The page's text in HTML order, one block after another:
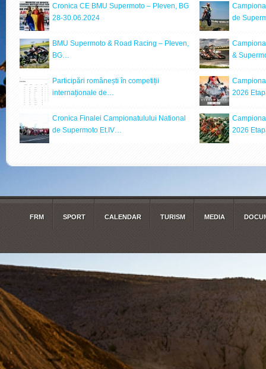
Cronica CE BMU Supermoto – Pleven, BG
28-30.06.2024
de
BMU Supermoto & Road Racing – Pleven,
BG…
&
Participări românești în competiții
internaționale de…
2026
Cronica Finalei Campionatulului National
de Supermoto Et.IV…
2026
FRM SPORT CALENDAR TURISM MEDIA